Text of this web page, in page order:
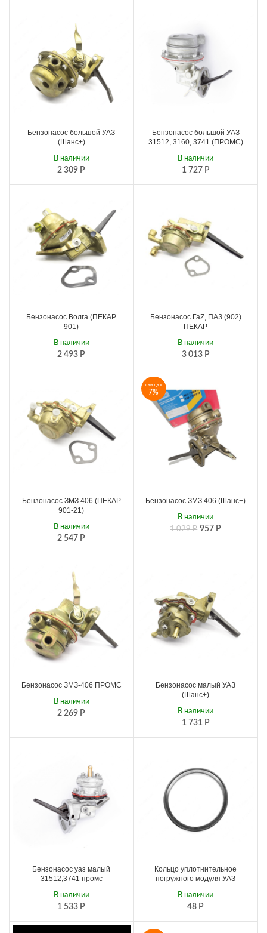
Бензонасос большой УАЗ
(Шанс+)
2 309 Р
В наличии
Бензонасос большой УАЗ
31512, 3160, 3741 (ПРОМС)
1 727 Р
В наличии
Бензонасос Волга (ПЕКАР
901)
2 493 Р
В наличии
Бензонасос ГаZ, ПАЗ (902)
ПЕКАР
3 013 Р
В наличии
Бензонасос ЗМЗ 406 (ПЕКАР
901-21)
2 547 Р
В наличии
СКИДКА
7%
Бензонасос ЗМЗ 406 (Шанс+)
1 029Р 957 Р
В наличии
Бензонасос ЗМЗ-406 ПРОМС
2 269 Р
В наличии
Бензонасос малый УАЗ
(Шанс+)
1 731 Р
В наличии
Бензонасос уаз малый
31512,3741 промс
1 533 Р
В наличии
Кольцо уплотнительное
погружного модуля УАЗ
48 Р
В наличии